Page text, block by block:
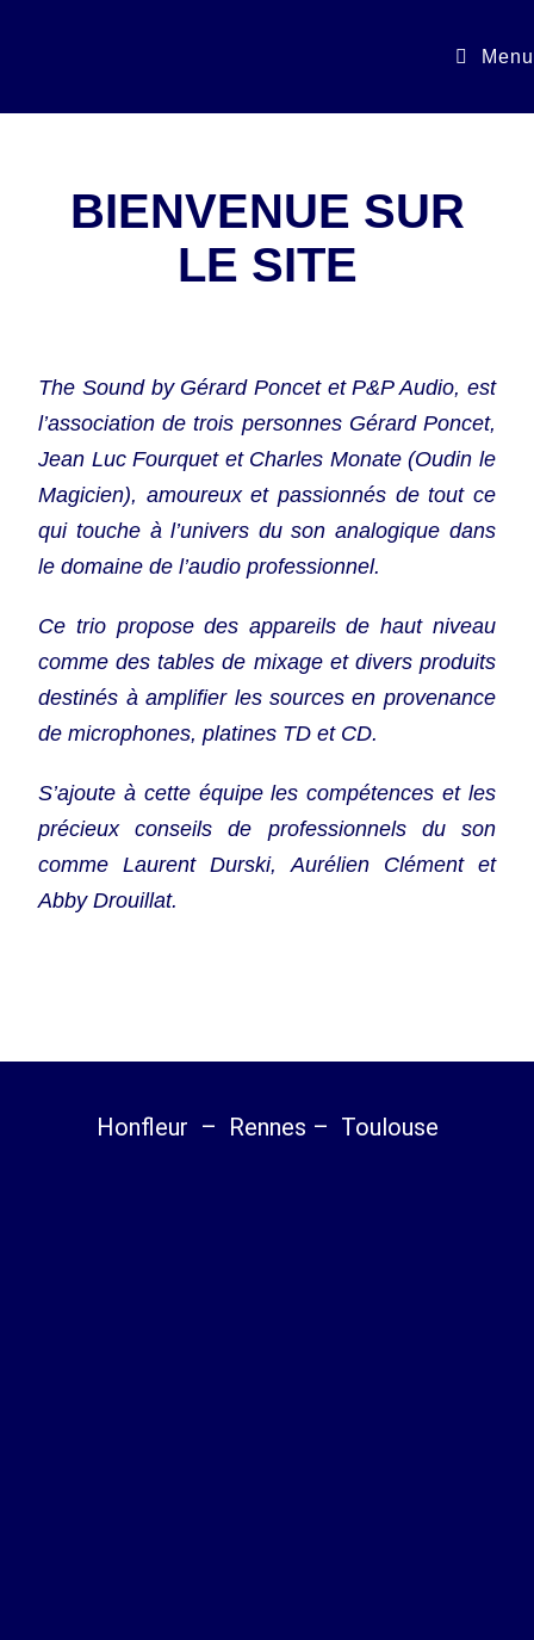
Menu
BIENVENUE SUR
LE SITE
The Sound by Gérard Poncet et P&P Audio, est
l’association de trois personnes Gérard Poncet,
Jean Luc Fourquet et Charles Monate (Oudin le
Magicien), amoureux et passionnés de tout ce
qui touche à l’univers du son analogique dans
le domaine de l’audio professionnel.
Ce trio propose des appareils de haut niveau
comme des tables de mixage et divers produits
destinés à amplifier les sources en provenance
de microphones, platines TD et CD.
S’ajoute à cette équipe les compétences et les
précieux conseils de professionnels du son
comme Laurent Durski, Aurélien Clément et
Abby Drouillat.
Honfleur – Rennes – Toulouse